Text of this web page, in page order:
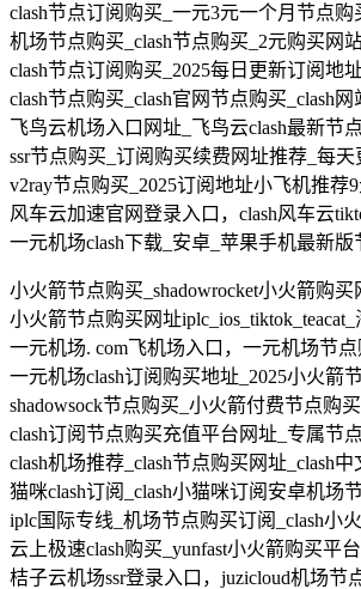
clash节点订阅购买_一元3元一个月节点购
机场节点购买_clash节点购买_2元购买网
clash节点订阅购买_2025每日更新订阅地
clash节点购买_clash官网节点购买_clash网
飞鸟云机场入口网址_飞鸟云clash最新节
ssr节点购买_订阅购买续费网址推荐_每天
v2ray节点购买_2025订阅地址小飞机推荐
风车云加速官网登录入口，clash风车云
一元机场clash下载_安卓_苹果手机最新版
小火箭节点购买_shadowrocket小火箭购买
小火箭节点购买网址
一元机场. com飞机场入口，一元机场节
一元机场clash订阅购买地址_2025小火箭
shadowsock节点购买_小火箭付费节点购
clash订阅节点购买充值平台网址_专属节
clash机场推荐_clash节点购买网址_clash中
猫咪clash订阅_clash小猫咪订阅安卓机场
iplc国际专线_机场节点购买订阅_clash小
云上极速clash购买_yunfast小火箭购买平
桔子云机场ssr登录入口，juzicloud机场节